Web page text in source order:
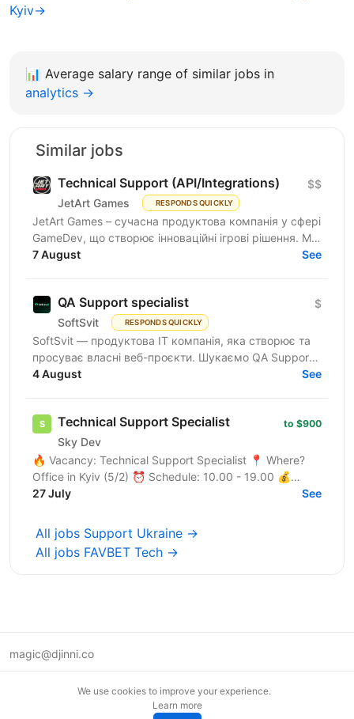
Kyiv→
📊 Average salary range of similar jobs in
analytics →
Similar jobs
Technical Support (API/Integrations)
JetArt Games RESPONDS QUICKLY
$$
JetArt Games – сучасна продуктова компанія у сфері
GameDev, що створює інноваційні ігрові рішення. Ми
розробляємо високопродуктивні ігрові системи з...
7 August See
QA Support specialist
SoftSvit RESPONDS QUICKLY
$
SoftSvit — продуктова IT компанія, яка створює та
просуває власні веб-проєкти. Шукаємо QA Support
Specialist: якщо ти цікавишся тестуванням і хочеш...
4 August See
Technical Support Specialist
Sky Dev
to $900
🔥 Vacancy: Technical Support Specialist 📍 Where?
Office in Kyiv (5/2) ⏰ Schedule: 10.00 - 19.00 💰
Salary: $900 Who are we? We are a tech company
27 July See
All jobs Support Ukraine →
All jobs FAVBET Tech →
magic@djinni.co
We use cookies to improve your experience.
Learn more